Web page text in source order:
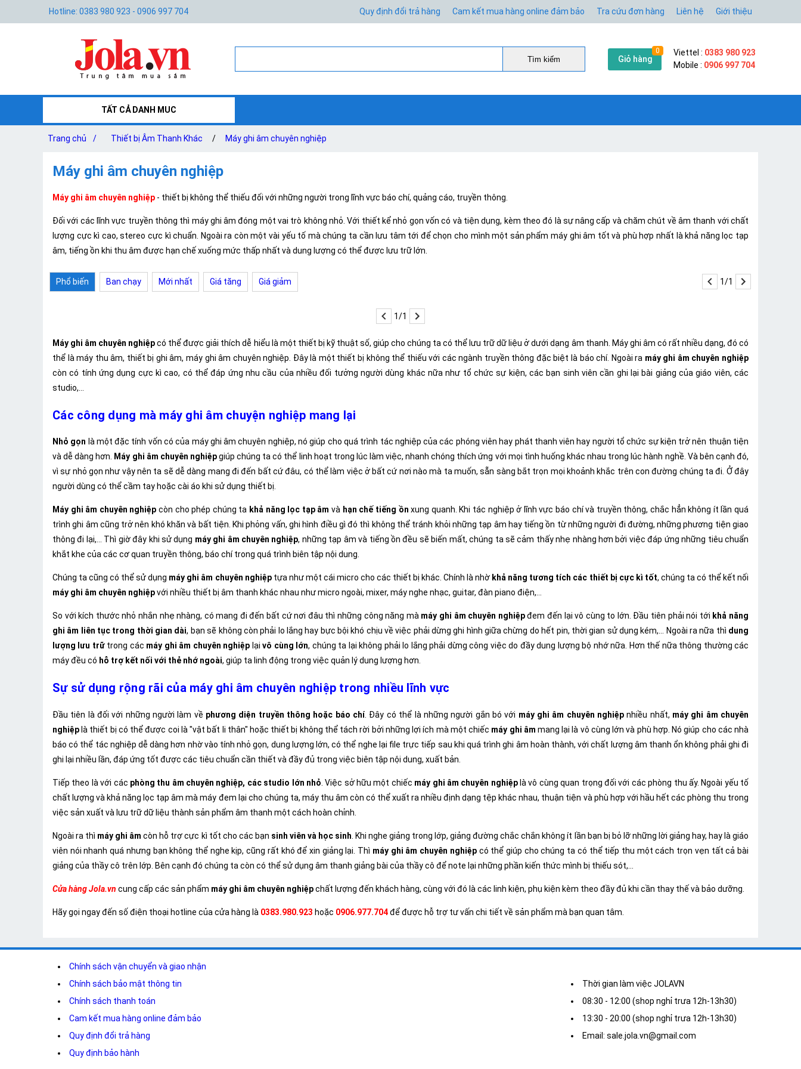
Hotline: 0383 980 923 - 0906 997 704 Quy định đổi trả hàng Cam kết mua hàng online đảm bảo Tra cứu đơn hàng Liên hệ Giới thiệu
Tìm kiếm Giỏ hàng
0 Viettel : 0383 980 923
Mobile : 0906 997 704
TẤT CẢ DANH MUC
Trang chủ / Thiết bị Âm Thanh Khác / Máy ghi âm chuyên nghiệp
Máy ghi âm chuyên nghiệp
Máy ghi âm chuyên nghiệp - thiết bị không thể thiếu đối với những người trong lĩnh vực báo chí, quảng cáo, truyền thông.
Đối với các lĩnh vực truyền thông thì máy ghi âm đóng một vai trò không nhỏ. Với thiết kể nhỏ gọn vốn có và tiện dụng, kèm theo đó là sự nâng cấp và chăm chút về âm thanh với chất
lượng cực kì cao, stereo cực kì chuẩn. Ngoài ra còn một vài yếu tố mà chúng ta cần lưu tâm tới để chọn cho mình một sản phẩm máy ghi âm tốt và phù hợp nhất là khả năng lọc tạp
âm, tiếng ồn khi thu âm được hạn chế xuống mức thấp nhất và dung lượng có thể được lưu trữ lớn.
Phổ biến Ban chạy Mới nhất Giá tăng Giá giảm 1/1
1/1
Máy ghi âm chuyên nghiệpcó thể được giải thích dễ hiểu là một thiết bị kỹ thuật số, giúp cho chúng ta có thể lưu trữ dữ liệu ở dưới dạng âm thanh. Máy ghi âm có rất nhiều dạng, đó có
thể là máy thu âm, thiết bị ghi âm, máy ghi âm chuyên nghiệp. Đây là một thiết bị không thể thiếu với các ngành truyền thông đặc biệt là báo chí. Ngoài ra máy ghi âm chuyên nghiệp
còn có tính ứng dụng cực kì cao, có thể đáp ứng nhu cầu của nhiều đối tưởng người dùng khác nữa như tổ chức sự kiện, các bạn sinh viên cần ghi lại bài giảng của giáo viên, các
studio,...
Các công dụng mà máy ghi âm chuyện nghiệp mang lại
Nhỏ gọn là một đặc tính vốn có của máy ghi âm chuyên nghiệp, nó giúp cho quá trình tác nghiệp của các phóng viên hay phát thanh viên hay người tổ chức sự kiện trở nên thuận tiện
và dễ dàng hơn. Máy ghi âm chuyên nghiệpgiúp chúng ta có thể linh hoạt trong lúc làm việc, nhanh chóng thích ứng với mọi tình huống khác nhau trong lúc hành nghề. Và bên cạnh đó,
vì sự nhỏ gọn như vậy nên ta sẽ dễ dàng mang đi đến bất cứ đâu, có thể làm việc ở bất cứ nơi nào mà ta muốn, sẵn sàng bắt trọn mọi khoảnh khắc trên con đường chúng ta đi. Ở đây
người dùng có thể cầm tay hoặc cài áo khi sử dụng thiết bị.
Máy ghi âm chuyên nghiệp còn cho phép chúng ta khả năng lọc tạp âm và hạn chế tiếng ồn xung quanh. Khi tác nghiệp ở lĩnh vực báo chí và truyền thông, chắc hẳn không ít lần quá
trình ghi âm cũng trở nên khó khăn và bất tiện. Khi phỏng vấn, ghi hình điều gì đó thì không thể tránh khỏi những tạp âm hay tiếng ồn từ những người đi đường, những phương tiện giao
thông đi lại,... Thì giờ đây khi sử dụng máy ghi âm chuyên nghiệp, những tạp âm và tiếng ồn đều sẽ biến mất, chúng ta sẽ cảm thấy nhẹ nhàng hơn bởi việc đáp ứng những tiêu chuẩn
khắt khe của các cơ quan truyền thông, báo chí trong quá trình biên tập nội dung.
Chúng ta cũng có thể sử dụng máy ghi âm chuyên nghiệptựa như một cái micro cho các thiết bị khác. Chính là nhờ khả năng tương tích các thiết bị cực kì tốt, chúng ta có thể kết nối
máy ghi âm chuyên nghiệpvới nhiều thiết bị âm thanh khác nhau như micro ngoài, mixer, máy nghe nhạc, guitar, đàn piano điện,...
So với kích thước nhỏ nhắn nhẹ nhàng, có mang đi đến bất cứ nơi đâu thì những công năng mà máy ghi âm chuyên nghiệpđem đến lại vô cùng to lớn. Đầu tiên phải nói tới khả năng
ghi âm liên tục trong thời gian dài, bạn sẽ không còn phải lo lắng hay bực bội khó chịu về việc phải dừng ghi hình giữa chừng do hết pin, thời gian sử dụng kém,... Ngoài ra nữa thì dung
lượng lưu trữtrong các máy ghi âm chuyên nghiệp lạivô cùng lớn, chúng ta lại không phải lo lắng phải dừng công việc do đầy dung lượng bộ nhớ nữa. Hơn thế nữa thông thường các
máy đều có hỗ trợ kết nối với thẻ nhớ ngoài, giúp ta linh động trong việc quản lý dung lượng hơn.
Sự sử dụng rộng rãi của máy ghi âm chuyên nghiệp trong nhiều lĩnh vực
Đầu tiên là đối với những người làm về phương diện truyền thông hoặc báo chí. Đây có thể là những người gắn bó với máy ghi âm chuyên nghiệpnhiều nhất, máy ghi âm chuyên
nghiệplà thiết bị có thể được coi là "vật bất li thân" hoặc thiết bị không thể tách rời bởi những lợi ích mà một chiếc máy ghi âm mang lại là vô cùng lớn và phù hợp. Nó giúp cho các nhà
báo có thể tác nghiệp dễ dàng hơn nhờ vào tính nhỏ gọn, dung lượng lớn, có thể nghe lại file trực tiếp sau khi quá trình ghi âm hoàn thành, với chất lượng âm thanh ổn không phải ghi đi
ghi lại nhiều lần, đáp ứng tốt được các tiêu chuẩn cần thiết và đầy đủ trong việc biên tập nội dung, xuất bản.
Tiếp theo là với các phòng thu âm chuyên nghiệp, các studio lớn nhỏ . Việc sở hữu một chiếc máy ghi âm chuyên nghiệplà vô cùng quan trọng đối với các phòng thu ấy. Ngoài yếu tố
chất lượng và khả năng lọc tạp âm mà máy đem lại cho chúng ta, máy thu âm còn có thể xuất ra nhiều định dạng tệp khác nhau, thuận tiện và phù hợp với hầu hết các phòng thu trong
việc sản xuất và lưu trữ dữ liệu thành sản phẩm âm thanh một cách hoàn chỉnh.
Ngoài ra thì máy ghi âm còn hỗ trợ cực kì tốt cho các bạn sinh viên và học sinh . Khi nghe giảng trong lớp, giảng đường chắc chắn không ít lần bạn bị bỏ lỡ những lời giảng hay, hay là giáo
viên nói nhanh quá nhưng bạn không thể nghe kịp, cũng rất khó để xin giảng lại. Thì máy ghi âm chuyên nghiệpcó thể giúp cho chúng ta có thể tiếp thu một cách trọn vẹn tất cả bài
giảng của thầy cô trên lớp. Bên cạnh đó chúng ta còn có thể sử dụng âm thanh giảng bài của thầy cô để note lại những phần kiến thức mình bị thiếu sót,...
Cửa hàngJola.vn cung cấp các sản phẩm máy ghi âm chuyên nghiệpchất lượng đến khách hàng, cùng với đó là các linh kiện, phụ kiện kèm theo đầy đủ khi cần thay thế và bảo dưỡng.
Hãy gọi ngay đến số điện thoại hotline của cửa hàng là 0383.980.923 hoặc 0906.977.704để được hỗ trợ tư vấn chi tiết về sản phẩm mà bạn quan tâm.
Chính sách vận chuyển và giao nhận
Chính sách bảo mật thông tin
Chính sách thanh toán
Cam kết mua hàng online đảm bảo
Quy định đổi trả hàng
Quy định bảo hành
Thời gian làm việc JOLAVN
08:30 - 12:00 (shop nghỉ trưa 12h-13h30)
13:30 - 20:00 (shop nghỉ trưa 12h-13h30)
Email: sale.jola.vn@gmail.com